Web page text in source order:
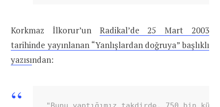
Korkmaz İlkorur’un Radikal’de 25 Mart 2003
tarihinde yayınlanan “Yanlışlardan doğruya” başlıklı
yazısından:
"Bunu yaptığımız takdirde, 750 bin